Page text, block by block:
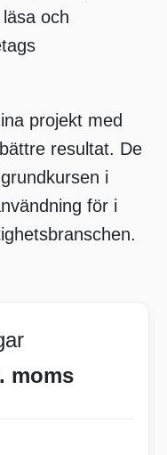
och
projekt med
resultat. De
i
för i
moms